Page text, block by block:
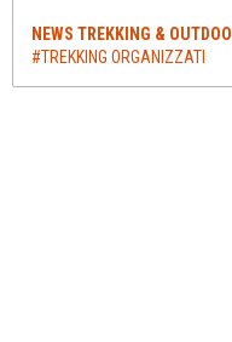
NEWS TREKKING &
#TREKKING ORGANIZZATI